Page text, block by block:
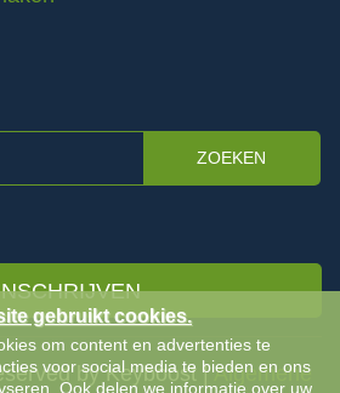
ZOEKEN
by Keyboost |Algemene
gebruikt cookies.
om content en advertenties te
voor social media te bieden en ons
Ook delen we informatie over uw